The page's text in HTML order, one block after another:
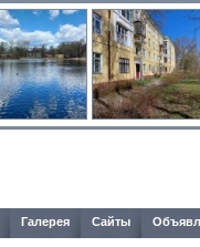
Галерея Сайты